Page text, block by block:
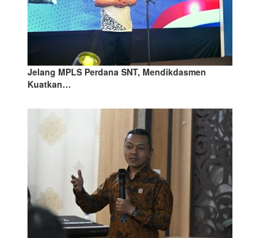
Jelang MPLS Perdana SNT, Mendikdasmen
Kuatkan…